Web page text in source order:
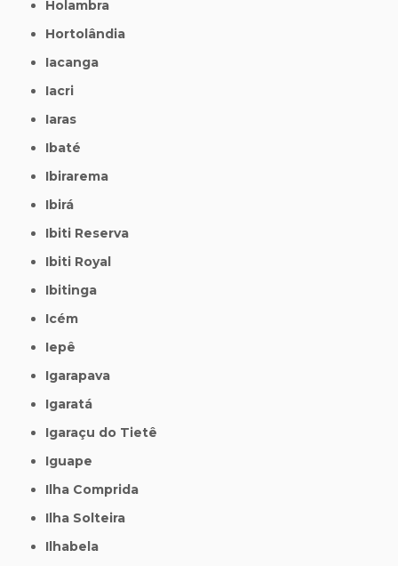
Holambra
Hortolândia
Iacanga
Iacri
Iaras
Ibaté
Ibirarema
Ibirá
Ibiti Reserva
Ibiti Royal
Ibitinga
Icém
Iepê
Igarapava
Igaratá
Igaraçu do Tietê
Iguape
Ilha Comprida
Ilha Solteira
Ilhabela